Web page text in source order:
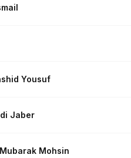
Yousuf
Jaber
Mohsin